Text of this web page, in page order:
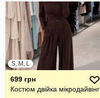
S, M, L
699 грн
Костюм двійка мікродайвінг